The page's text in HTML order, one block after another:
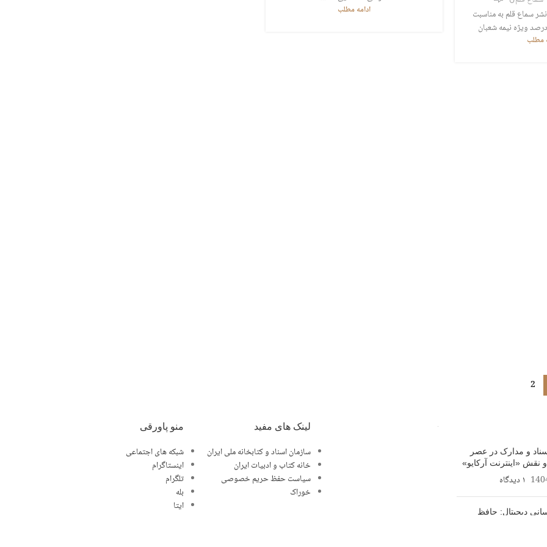
سماع قلم به مناسبت
مطلب
ادامه مطلب
2
و مدارک در عصر
و نقش «اینترنت آرکایو»
۱ دیدگاه
دیجیتال: حافظ
لینک های مفید
سازمان اسناد و کتابخانه ملی ایران
خانه کتاب و ادبیات ایران
سیاست حفظ حریم خصوصی
خوراک
منو پاورقی
شبکه های اجتماعی
اینستاگرام
تلگرام
بله
ایتا